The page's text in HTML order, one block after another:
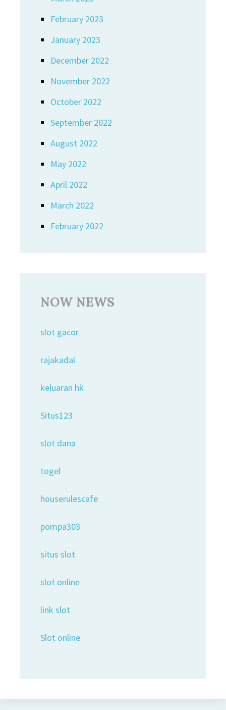
February 2023
January 2023
December 2022
November 2022
October 2022
September 2022
August 2022
May 2022
April 2022
March 2022
February 2022
NOW NEWS
slot gacor
rajakadal
keluaran hk
Situs123
slot dana
togel
houserulescafe
pompa303
situs slot
slot online
link slot
Slot online